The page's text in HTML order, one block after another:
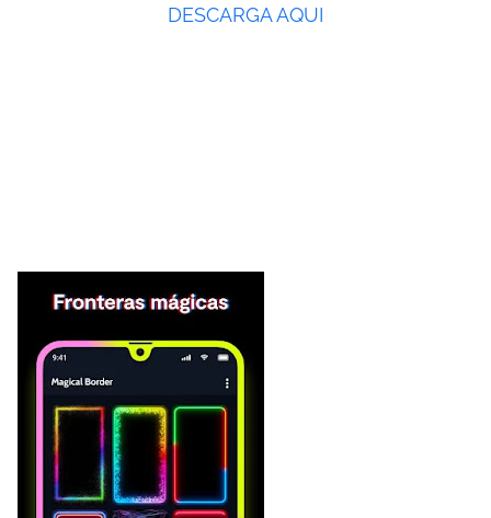
DESCARGA AQUI